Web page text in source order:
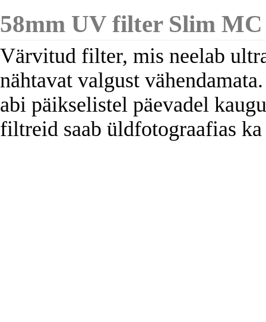
58mm UV filter Slim
Värvitud filter, mis neelab
nähtavat valgust
abi päikselistel päevadel
filtreid saab üldfotograafias